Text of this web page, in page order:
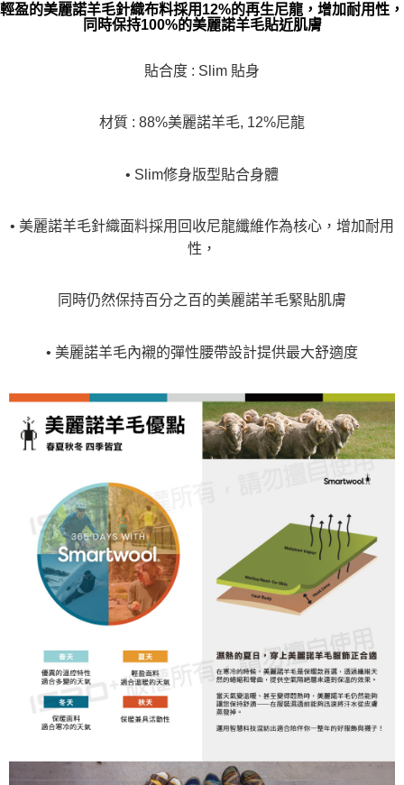
輕盈的美麗諾羊毛針織布料採用12%的再生尼龍，增加耐用性，
同時保持100%的美麗諾羊毛貼近肌膚
貼合度 : Slim 貼身
材質 : 88%美麗諾羊毛, 12%尼龍
• Slim修身版型貼合身體
• 美麗諾羊毛針織面料採用回收尼龍纖維作為核心，增加耐用
性，
同時仍然保持百分之百的美麗諾羊毛緊貼肌膚
• 美麗諾羊毛內襯的彈性腰帶設計提供最大舒適度